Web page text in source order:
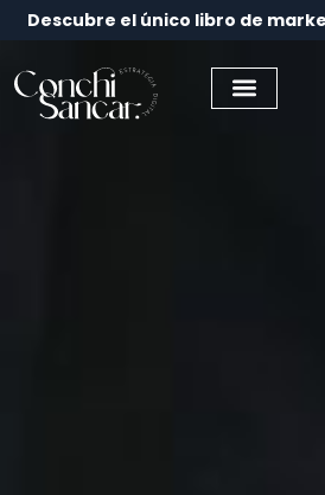
Descubre el único libro de